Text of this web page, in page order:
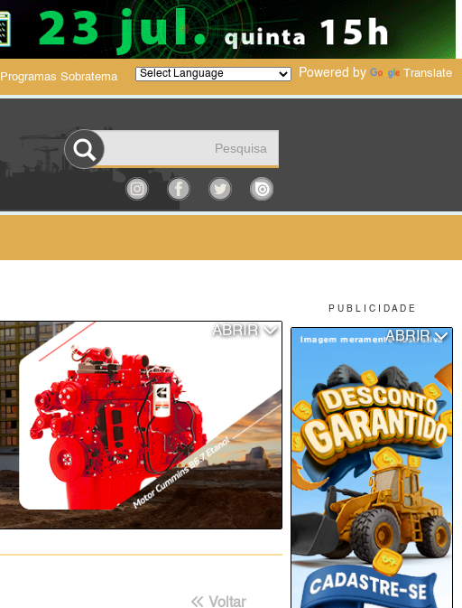
P U B L I C I D A D E
ABRIR
Programas Sobratema Powered by Translate
ABRIR
Voltar